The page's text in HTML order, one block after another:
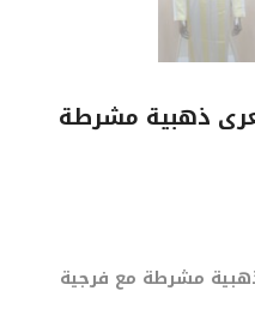
ذهبية مشرطة
مشرطة مع فرجية